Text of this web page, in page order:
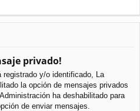
privado!
y/o identificado, La
la opción de mensajes privados
ha deshabilitado para
de enviar mensajes.